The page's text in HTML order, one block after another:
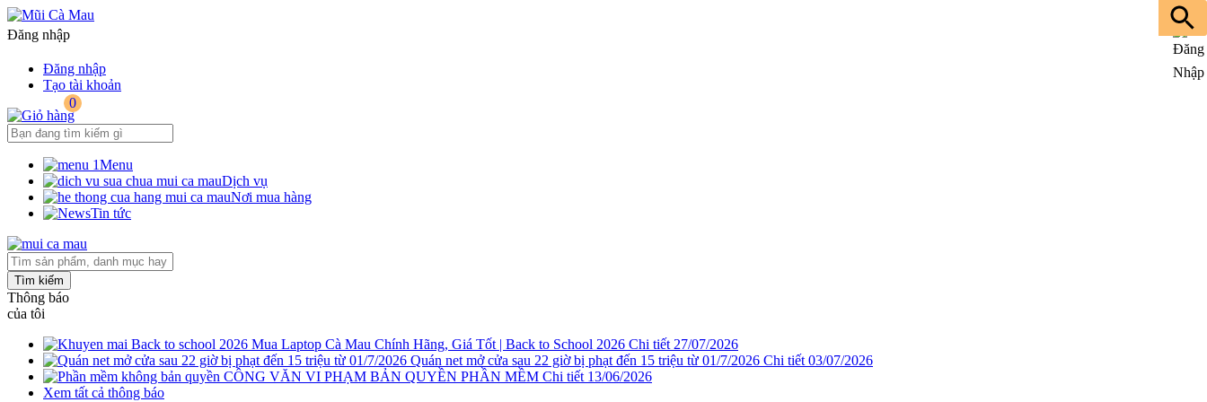
Đăng nhập
Đăng nhập
Tạo tài khoản
0
Menu
Dịch vụ
Nơi mua hàng
Tin tức
Tìm kiếm
Thông báo
của tôi
Mua Laptop Cà Mau Chính Hãng, Giá Tốt | Back to School 2026 Chi tiết 27/07/2026
Quán net mở cửa sau 22 giờ bị phạt đến 15 triệu từ 01/7/2026 Chi tiết 03/07/2026
CÔNG VĂN VI PHẠM BẢN QUYỀN PHẦN MỀM Chi tiết 13/06/2026
Xem tất cả thông báo